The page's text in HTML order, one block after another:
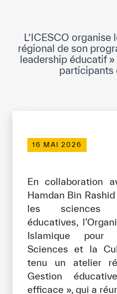
Normes Internationales
d’Excellence
Partenariats
Notre impact
Objectifs de
Données et
Bibliothèque Numérique
Musées et Expositions
Actualités et
L’ICESCO
régional de son
leadership éducatif »
participants
16 MAI 2026
En collaboration
Hamdan Bin
les sciences
éducatives,
Islamique pour
Sciences et la
tenu un atelier
Gestion
efficace », qui a